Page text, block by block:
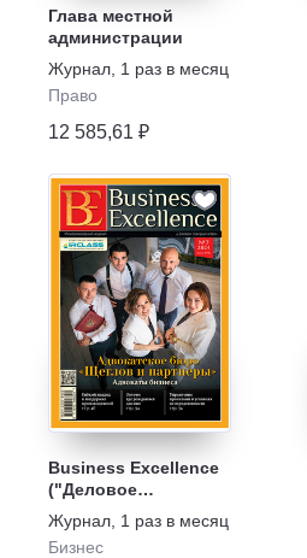
Глава местной
администрации
Журнал 1 раз в месяц
Право
12 585,61 ₽
Business Excellence
("Деловое
совершенство")
Журнал 1 раз в месяц
Бизнес